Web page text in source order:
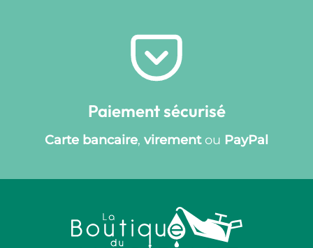
Paiement sécurisé
Carte bancaire, virementou PayPal